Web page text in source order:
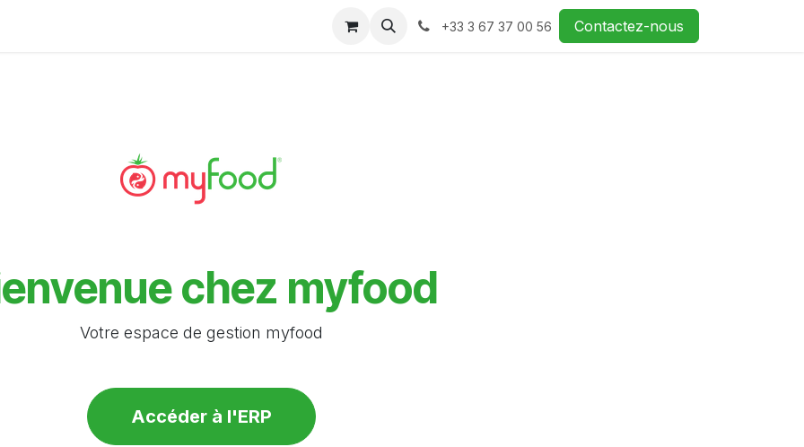
+33 3 67 37 00 56 Contactez-nous
chez myfood
Votre espace de gestion myfood
Accéder à l'ERP